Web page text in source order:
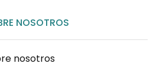
NOSOTROS
nosotros